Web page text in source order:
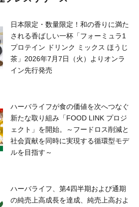
日本限定・数量限定！和の香りに満た
される香ばしい一杯「フォーミュラ1
プロテイン ドリンク ミックス ほうじ
茶」2026年7月7日（火）よりオンラ
イン先行発売
ハーバライフが食の価値を次へつなぐ
新たな取り組み「FOOD LINK プロジ
ェクト」を開始。～フードロス削減と
社会貢献を同時に実現する循環型モデ
ルを目指す～
ハーバライフ、第4四半期および通期
の純売上高成長を達成、純売上高およ